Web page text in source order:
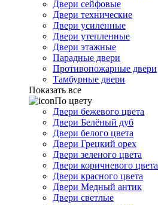
Двери сейфовые
Двери технические
Двери усиленные
Двери утепленные
Двери этажные
Парадные двери
Противопожарные двери
Тамбурные двери
Показать все
По цвету
Двери бежевого цвета
Двери Белёный дуб
Двери белого цвета
Двери Грецкий орех
Двери зеленого цвета
Двери коричневого цвета
Двери красного цвета
Двери Медный антик
Двери светлые